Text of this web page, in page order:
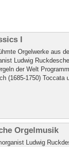
I
Orgelwerke aus
Ludwig
der Welt
(1685-1750) Toccata
Orgelmusik
Ludwig